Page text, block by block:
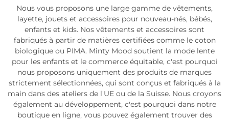
Nous vous proposons une large gamme de vêtements,
layette, jouets et accessoires pour nouveau-nés, bébés,
enfants et kids. Nos vêtements et accessoires sont
fabriqués à partir de matières certifiées comme le coton
biologique ou PIMA. Minty Mood soutient la mode lente
pour les enfants et le commerce équitable, c'est pourquoi
nous proposons uniquement des produits de marques
strictement sélectionnées, qui sont conçus et fabriqués à la
main dans des ateliers de l'UE ou de la Suisse. Nous croyons
également au développement, c'est pourquoi dans notre
boutique en ligne, vous pouvez également trouver des